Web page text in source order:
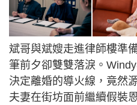
斌哥與斌嫂走進律師樓準
筆前夕卻雙雙落淚。
決定離婚的導火線，竟然
夫妻在街坊面前繼續假裝